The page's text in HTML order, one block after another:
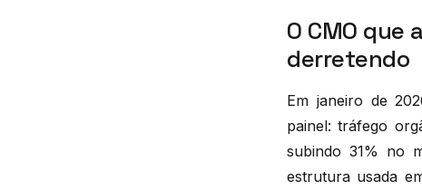
O CMO
derretendo
Em janeiro de
painel: tráfego
subindo 31% no
estrutura usada